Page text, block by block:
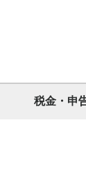
税金・申